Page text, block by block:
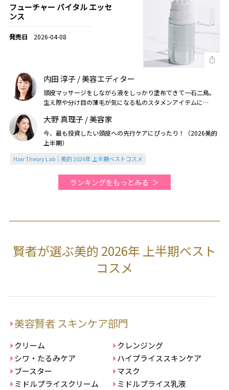
フューチャー バイタル エッセ
ンス
2026-04-08
内田 淳子 / 美容エディター
頭皮マッサージをしながら液をしっかり塗布できて一石二鳥。
生え際や分け目の薄毛が気になる私のスタメンアイテムに
大野 真理子 / 美容家
今、最も投資したい頭皮への先行ケアにぴったり！（2026美的
上半期）
Hair Theory Lab｜美的 2026年 上半期ベストコスメ
ランキングをもっとみる
賢者が選ぶ美的 2026年 上半期ベスト
コスメ
美容賢者 スキンケア部門
クリーム
クレンジング
シワ・たるみケア
ハイプライススキンケア
ブースター
マスク
ミドルプライスクリーム
ミドルプライス乳液